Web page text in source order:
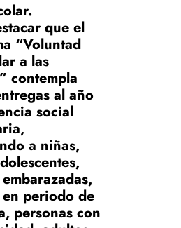
que el
“Voluntad
a las
contempla
al año
social
a niñas,
en periodo de
personas con